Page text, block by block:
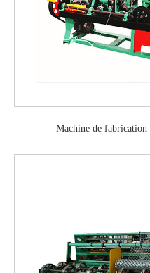
Machine de